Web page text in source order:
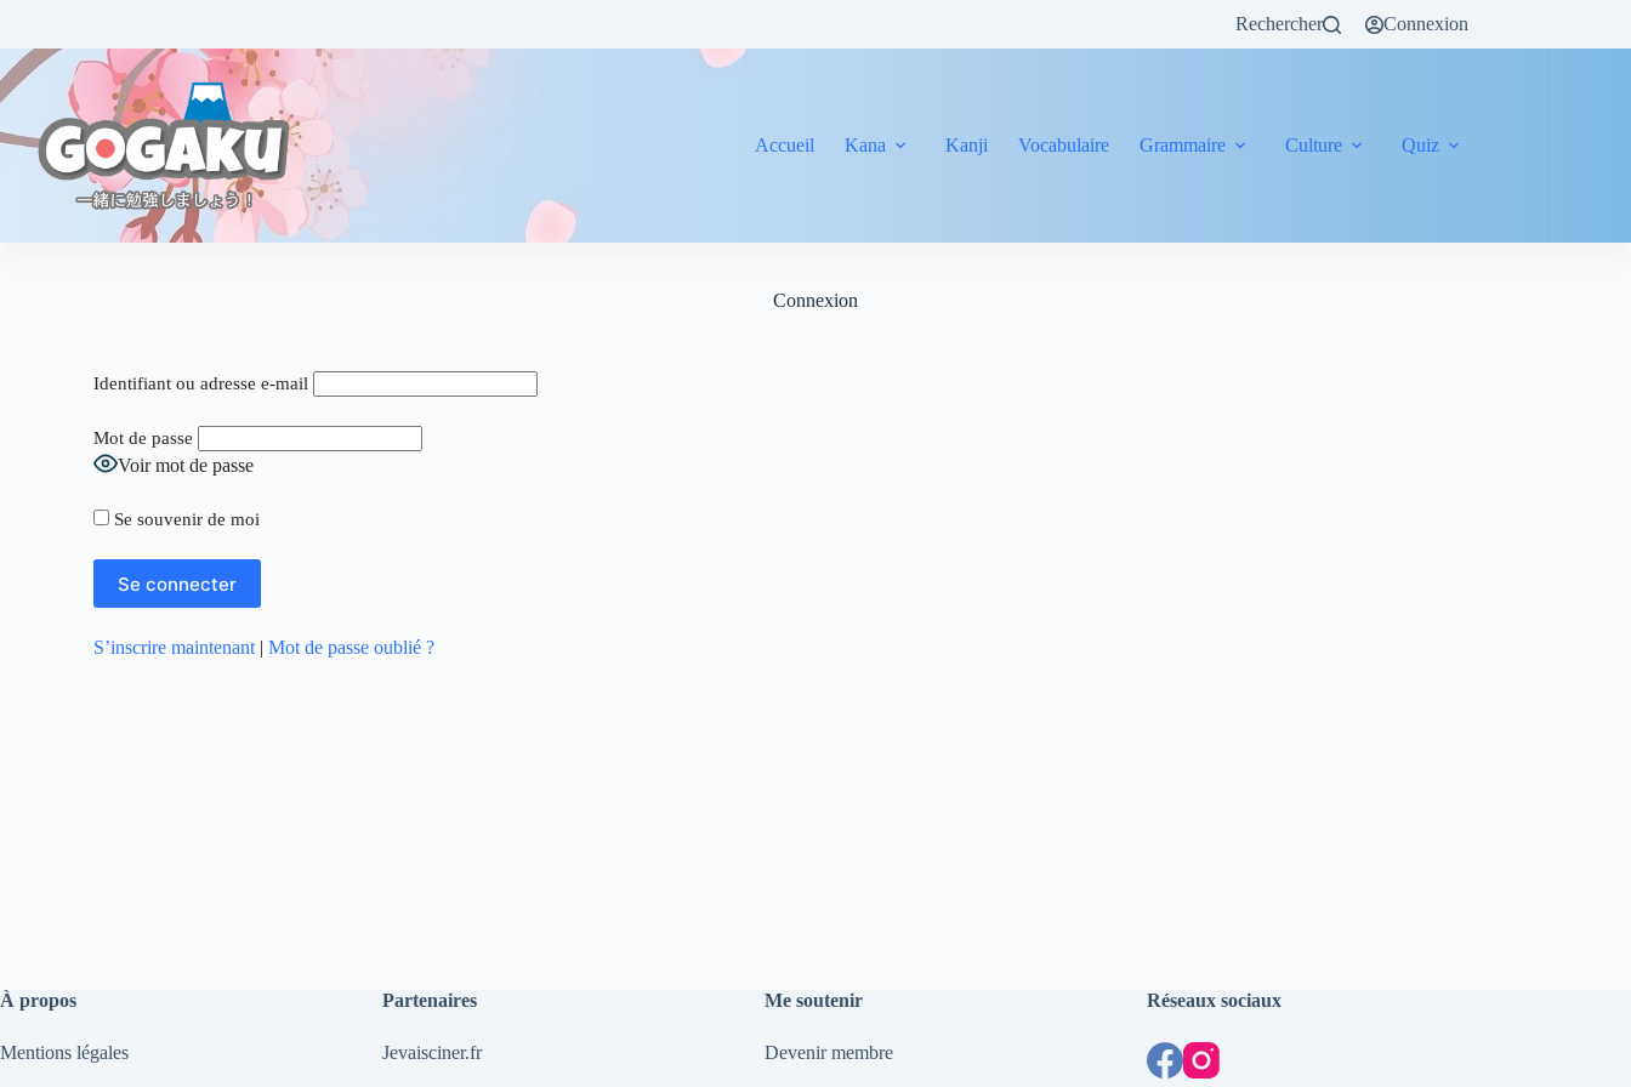
Rechercher Connexion
Accueil Kana Kanji Vocabulaire Grammaire Culture Quiz
Connexion
Identifiant ou adresse e-mail
Mot de passe
Voir mot de passe
Se souvenir de moi
S’inscrire maintenant |Mot de passe oublié ?
À propos
Mentions légales
Partenaires
Jevaisciner.fr
Me soutenir
Devenir membre
Réseaux sociaux